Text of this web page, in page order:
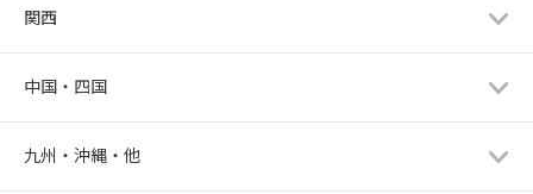
関西
中国・四国
九州・沖縄・他